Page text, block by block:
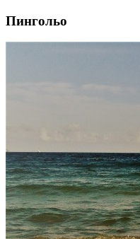
Пингольо